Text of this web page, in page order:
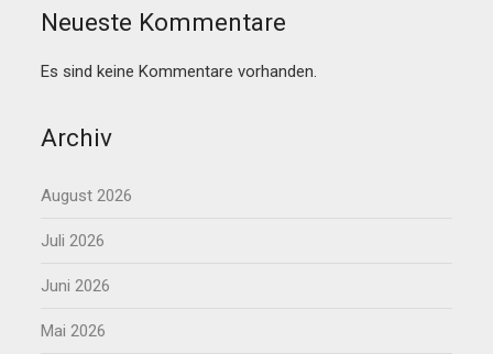
Neueste Kommentare
Es sind keine Kommentare vorhanden.
Archiv
August 2026
Juli 2026
Juni 2026
Mai 2026